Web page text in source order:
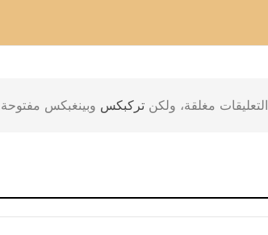
التعليقات مغلقة، ولكنتركبكس وبينغبكس